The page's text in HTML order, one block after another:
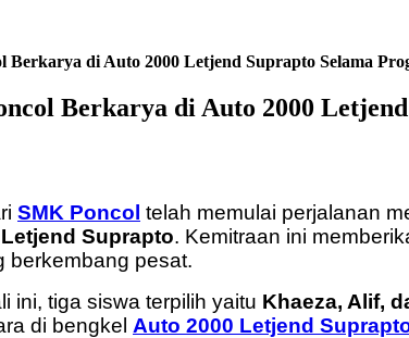
Berkarya di Auto 2000 Letjend Suprapto Selama
Berkarya di Auto 2000
SMK Poncol telah memulai perjalanan
Suprapto. Kemitraan ini
berkembang pesat.
ini, tiga siswa terpilih yaitu Khaeza, Alif,
di bengkel Auto 2000 Letjend